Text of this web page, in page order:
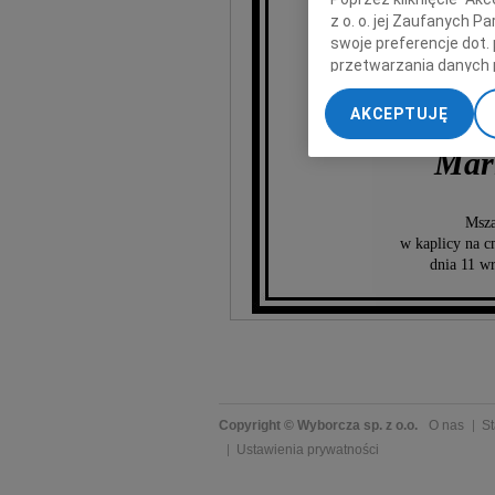
w kaplicy na
dnia 11
Copyright © Wyborcza sp. z o.o. O nas
Ustawienia prywatności
z o. o. jej Zaufanych
swoje preferencje dot.
przetwarzania danych
„Ustawienia
My, nasi Zaufani
dokładnych danych
Przechowywanie
AKCEPTUJĘ